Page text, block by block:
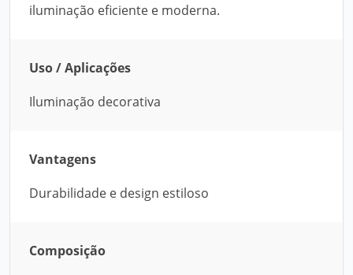
iluminação eficiente e moderna.
Uso / Aplicações
Iluminação decorativa
Vantagens
Durabilidade e design estiloso
Composição